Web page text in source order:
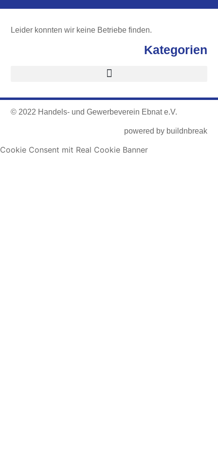
Leider konnten wir keine Betriebe finden.
Kategorien
© 2022 Handels- und Gewerbeverein Ebnat e.V.
powered by buildnbreak
Cookie Consent mit Real Cookie Banner